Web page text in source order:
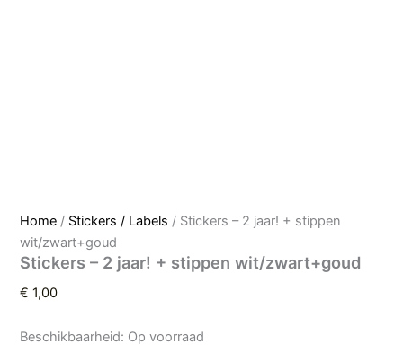
Home / Stickers / Labels / Stickers – 2 jaar! + stippen
wit/zwart+goud
Stickers – 2 jaar! + stippen wit/zwart+goud
€ 1,00
Beschikbaarheid: Op voorraad